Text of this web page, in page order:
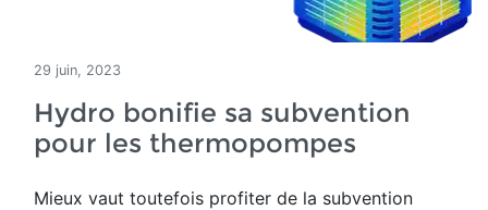
29 juin, 2023
Hydro bonifie sa subvention
pour les thermopompes
Mieux vaut toutefois profiter de la subvention